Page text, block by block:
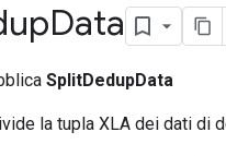
Data
SplitDedupData
la tupla XLA dei dati di